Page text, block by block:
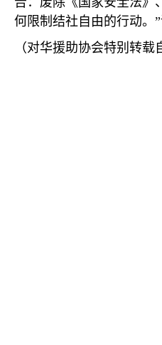
何限制结社自由的行动。”
（对华援助协会特别转载